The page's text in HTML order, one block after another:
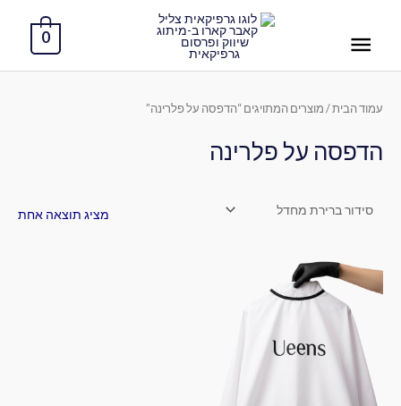
ראשי
0
עמוד הבית/ מוצרים המתויגים “הדפסה על פלרינה”
הדפסה על פלרינה
מציג תוצאה אחת